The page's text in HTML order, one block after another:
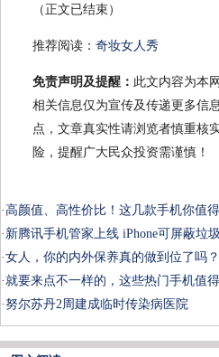
（正文已结束）
推荐阅读： 奇妆女人秀
免责声明及提醒： 此文内容为本
相关信息仅为宣传及传递更多信
点，文章真实性请浏览者慎重核
险，提醒广大民众投资需谨慎！
·高颜值、高性价比！这几款手机你值
· 新腾讯手机管家上线 iPhone可屏蔽垃
·女人，你的内外保养真的做到位了吗？
·就要来点不一样的，这些热门手机值
·努尔苏丹2周建成临时传染病医院